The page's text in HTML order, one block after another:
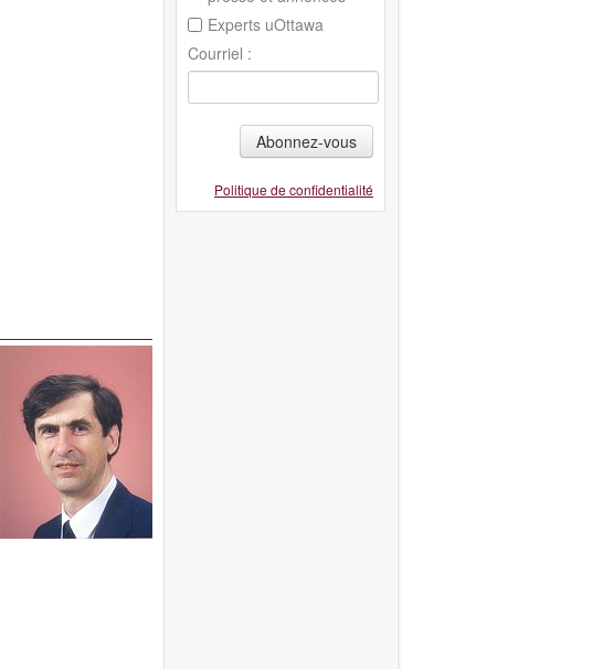
Experts uOttawa
Courriel :
Abonnez-vous
Politique de confidentialité